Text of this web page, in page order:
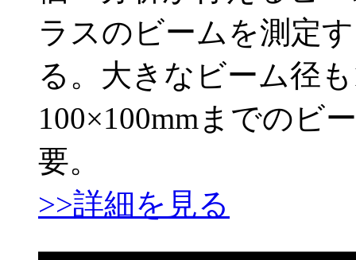
ラスのビームを測定
る。大きなビーム径
100×100mmまでのビ
要。
>>詳細を見る